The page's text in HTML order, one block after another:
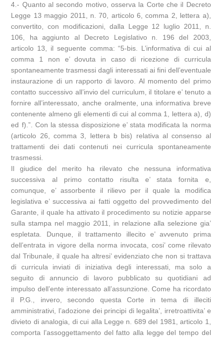
4.- Quanto al secondo motivo, osserva la Corte che il Decreto
Legge 13 maggio 2011, n. 70, articolo 6, comma 2, lettera a),
convertito, con modificazioni, dalla Legge 12 luglio 2011, n.
106, ha aggiunto al Decreto Legislativo n. 196 del 2003,
articolo 13, il seguente comma: “5-bis. L’informativa di cui al
comma 1 non e’ dovuta in caso di ricezione di curricula
spontaneamente trasmessi dagli interessati ai fini dell’eventuale
instaurazione di un rapporto di lavoro. Al momento del primo
contatto successivo all’invio del curriculum, il titolare e’ tenuto a
fornire all’interessato, anche oralmente, una informativa breve
contenente almeno gli elementi di cui al comma 1, lettera a), d)
ed f).”. Con la stessa disposizione e’ stata modificata la norma
(articolo 26, comma 3, lettera b bis) relativa al consenso al
trattamenti dei dati contenuti nei curricula spontaneamente
trasmessi.
Il giudice del merito ha rilevato che nessuna informativa
successiva al primo contatto risulta e’ stata fornita e,
comunque, e’ assorbente il rilievo per il quale la modifica
legislativa e’ successiva ai fatti oggetto del provvedimento del
Garante, il quale ha attivato il procedimento su notizie apparse
sulla stampa nel maggio 2011, in relazione alla selezione gia’
espletata. Dunque, il trattamento illecito e’ avvenuto prima
dell’entrata in vigore della norma invocata, cosi’ come rilevato
dal Tribunale, il quale ha altresi’ evidenziato che non si trattava
di curricula inviati di iniziativa degli interessati, ma solo a
seguito di annuncio di lavoro pubblicato su quotidiani ad
impulso dell’ente interessato all’assunzione. Come ha ricordato
il P.G., invero, secondo questa Corte in tema di illeciti
amministrativi, l’adozione dei principi di legalita’, irretroattivita’ e
divieto di analogia, di cui alla Legge n. 689 del 1981, articolo 1,
comporta l’assoggettamento del fatto alla legge del tempo del